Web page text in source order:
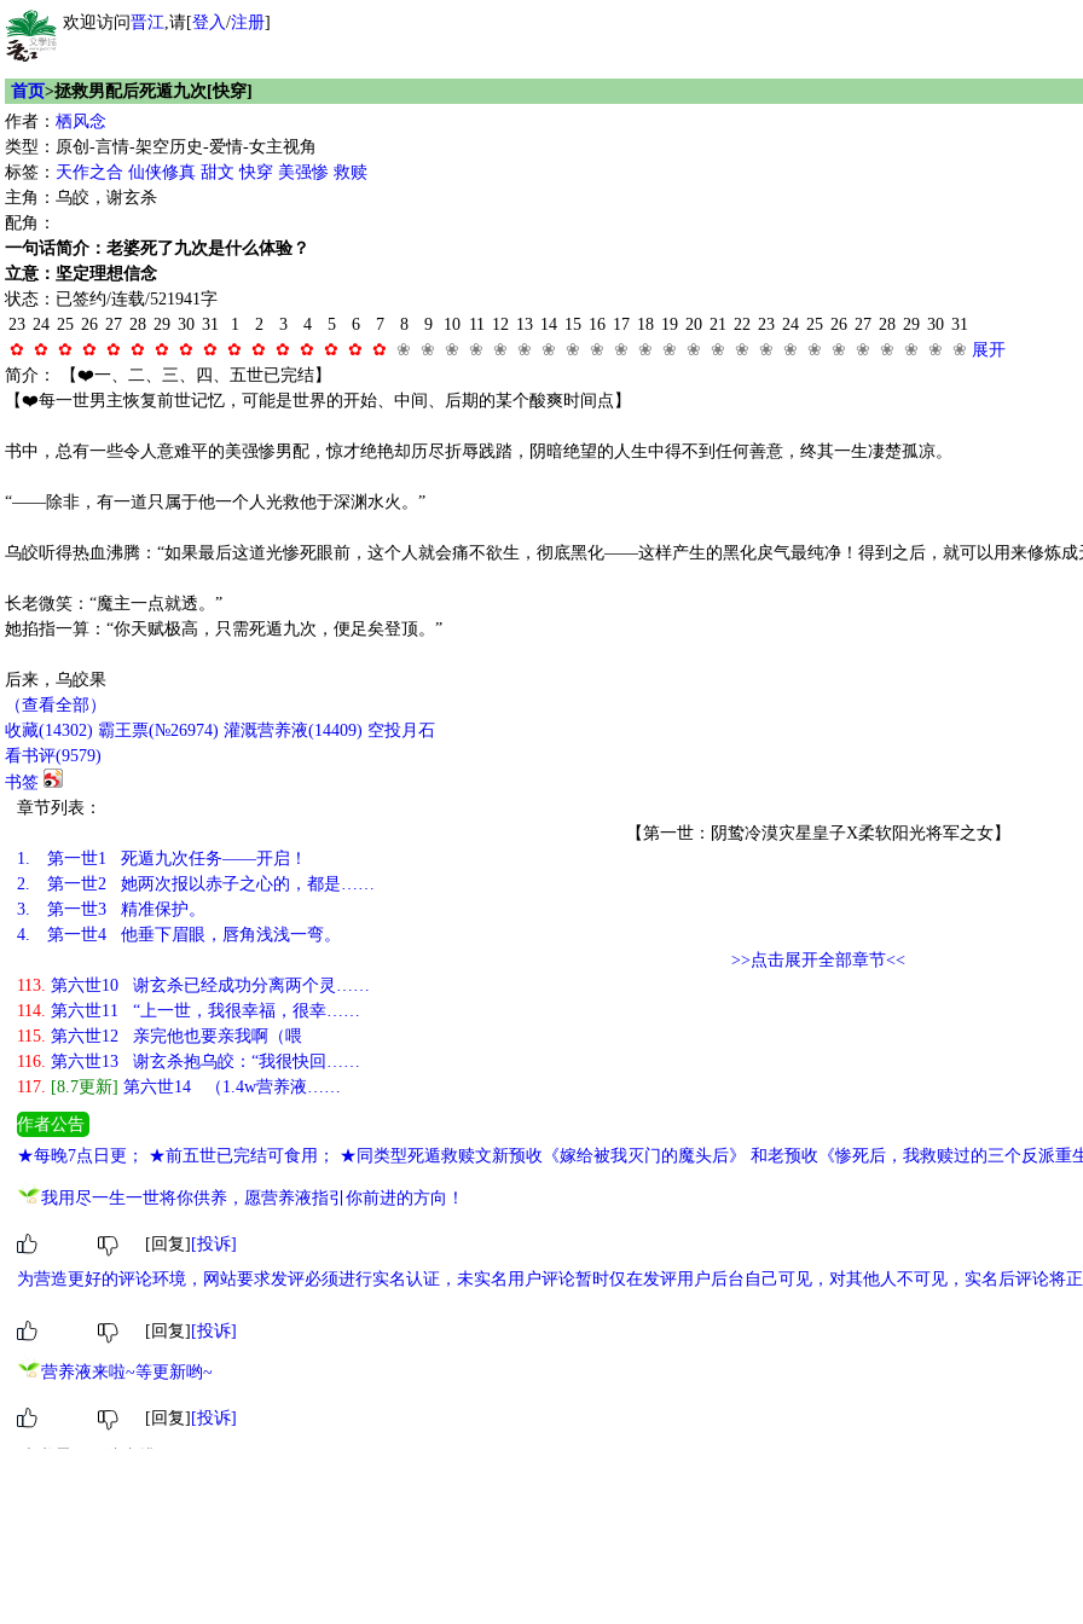
欢迎访问晋江,请[登入/注册]
首页>拯救男配后死遁九次[快穿]
作者： 栖风念
类型：原创-言情-架空历史-爱情-女主视角
标签： 天作之合 仙侠修真 甜文 快穿 美强惨 救赎
主角：乌皎，谢玄杀
配角：
一句话简介：老婆死了九次是什么体验？
立意：坚定理想信念
状态：已签约/连载/521941字
23
✿
24
✿
25
✿
26
✿
27
✿
28
✿
29
✿
30
✿
31
✿
1
✿
2
✿
3
✿
4
✿
5
✿
6
✿
7
✿
8
❀
9
❀
10
❀
11
❀
12
❀
13
❀
14
❀
15
❀
16
❀
17
❀
18
❀
19
❀
20
❀
21
❀
22
❀
23
❀
24
❀
25
❀
26
❀
27
❀
28
❀
29
❀
30
❀
31
❀ 展开
简介： 【❤️一、二、三、四、五世已完结】
【❤️每一世男主恢复前世记忆，可能是世界的开始、中间、后期的某个酸爽时间点】
书中，总有一些令人意难平的美强惨男配，惊才绝艳却历尽折辱践踏，阴暗绝望的人生中得不到任何善意，终其一生凄楚孤凉。
“——除非，有一道只属于他一个人光救他于深渊水火。”
乌皎听得热血沸腾：“如果最后这道光惨死眼前，这个人就会痛不欲生，彻底黑化——这样产生的黑化戾气最纯净！得到之后，就可以用来修炼成
长老微笑：“魔主一点就透。”
她掐指一算：“你天赋极高，只需死遁九次，便足矣登顶。”
后来，乌皎果
（查看全部）
收藏(14302) 霸王票(№26974) 灌溉营养液(14409) 空投月石
看书评(9579)
书签
章节列表：
【第一世：阴鸷冷漠灾星皇子X柔软阳光将军之女】
1.
第一世1 死遁九次任务——开启！
2.
第一世2 她两次报以赤子之心的，都是……
3.
第一世3 精准保护。
4.
第一世4 他垂下眉眼，唇角浅浅一弯。
>>点击展开全部章节<<
113. 第六世10 谢玄杀已经成功分离两个灵……
114. 第六世11 “上一世，我很幸福，很幸……
115. 第六世12 亲完他也要亲我啊（喂
116. 第六世13 谢玄杀抱乌皎：“我很快回……
117. [8.7更新] 第六世14 （1.4w营养液……
作者公告
★每晚7点日更； ★前五世已完结可食用； ★同类型死遁救赎文新预收《嫁给被我灭门的魔头后》 和老预收《惨死后，我救赎过的三个反派重
我用尽一生一世将你供养，愿营养液指引你前进的方向！
[回复] [投诉]
为营造更好的评论环境，网站要求发评必须进行实名认证，未实名用户评论暂时仅在发评用户后台自己可见，对其他人不可见，实名后评论将
[回复] [投诉]
营养液来啦~等更新哟~
[回复] [投诉]